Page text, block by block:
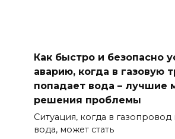
Как быстро и безопасно
аварию, когда в газовую
попадает вода – лучшие
решения проблемы
Ситуация, когда в газопровод
вода, может стать